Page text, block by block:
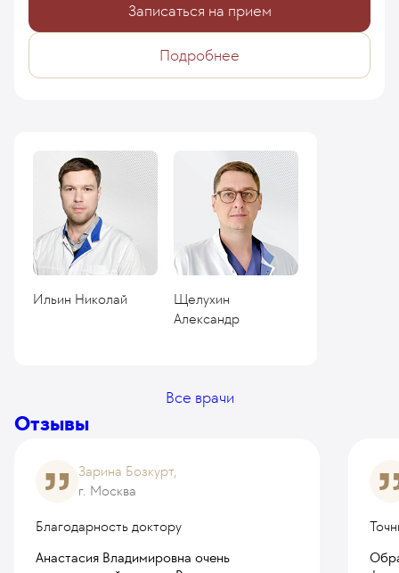
Ильин Николай
Щелухин
Александр
Все врачи
Записаться на прием
Подробнее
Отзывы
Зарина Бозкурт,
г. Москва
Благодарность доктору
Анастасия Владимировна очень